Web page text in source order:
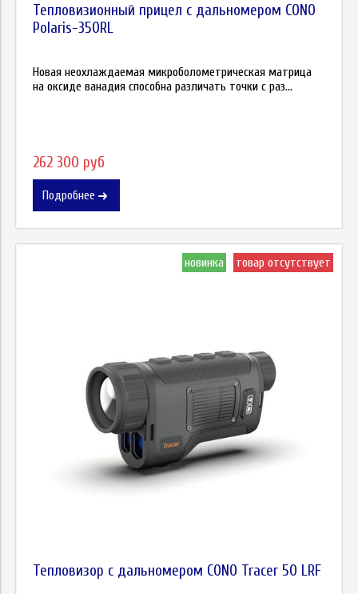
Тепловизионный прицел с дальномером CONO
Polaris-350RL
Новая неохлаждаемая микроболометрическая матрица
на оксиде ванадия способна различать точки с раз...
262 300 руб
Подробнее
новинка товар отсутствует
Тепловизор с дальномером CONO Tracer 50 LRF